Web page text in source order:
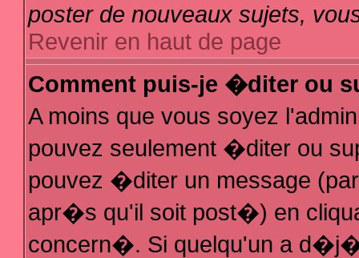
poster de nouveaux sujets,
Revenir en haut de page
Comment puis-je �diter ou
A moins que vous soyez
pouvez seulement �diter ou
pouvez �diter un message
apr�s qu'il soit post�) en
concern�. Si quelqu'un a